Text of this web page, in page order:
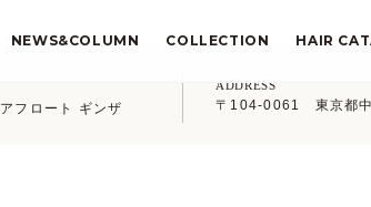
NEWS&COLUMN COLLECTION HAIR
アフロート ギンザ
ADDRESS
〒104-0061 東京都中